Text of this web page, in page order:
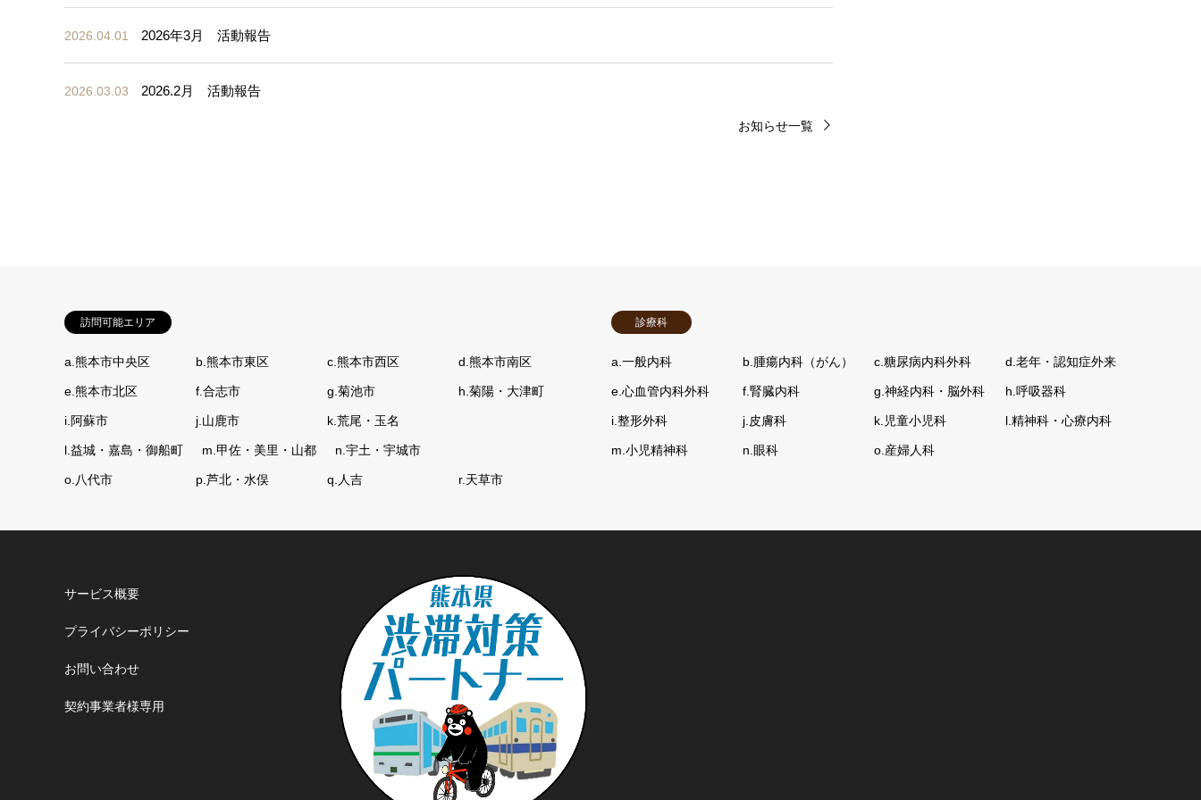
2026.04.01 2026年3月 活動報告
2026.03.03 2026.2月 活動報告
お知らせ一覧
訪問可能エリア
a.熊本市中央区 b.熊本市東区 c.熊本市西区 d.熊本市南区
e.熊本市北区 f.合志市 g.菊池市 h.菊陽・大津町
i.阿蘇市 j.山鹿市 k.荒尾・玉名
l.益城・嘉島・御船町 m.甲佐・美里・山都 n.宇土・宇城市
o.八代市 p.芦北・水俣 q.人吉 r.天草市
診療科
a.一般内科 b.腫瘍内科（がん） c.糖尿病内科外科 d.老年・認知症外来
e.心血管内科外科 f.腎臓内科 g.神経内科・脳外科 h.呼吸器科
i.整形外科 j.皮膚科 k.児童小児科 l.精神科・心療内科
m.小児精神科 n.眼科 o.産婦人科
サービス概要
プライバシーポリシー
お問い合わせ
契約事業者様専用